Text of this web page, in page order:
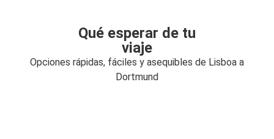
Qué esperar de tu
viaje
Opciones rápidas, fáciles y asequibles de Lisboa a
Dortmund